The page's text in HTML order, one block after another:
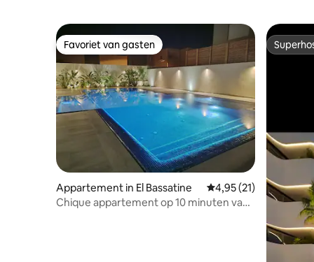
Favoriet van gasten
Favoriet van gasten
Appartement in El Bassatine Gemiddelde
4,95 (21)
Chique appartement op 10 minuten van